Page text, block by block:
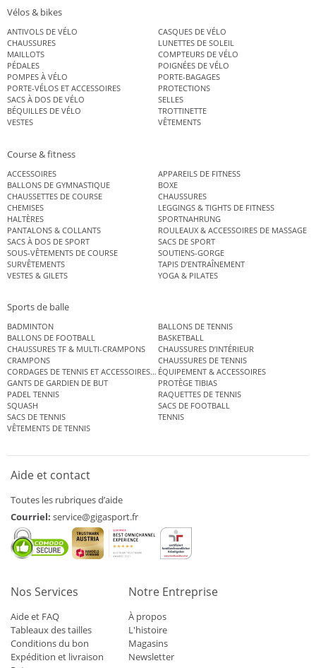
Vélos & bikes
ANTIVOLS DE VÉLO
CASQUES DE VÉLO
CHAUSSURES
LUNETTES DE SOLEIL
MAILLOTS
COMPTEURS DE VÉLO
PÉDALES
POIGNÉES DE VÉLO
POMPES À VÉLO
PORTE-BAGAGES
PORTE-VÉLOS ET ACCESSOIRES
PROTECTIONS
SACS À DOS DE VÉLO
SELLES
BÉQUILLES DE VÉLO
TROTTINETTE
VESTES
VÊTEMENTS
Course & fitness
ACCESSOIRES
APPAREILS DE FITNESS
BALLONS DE GYMNASTIQUE
BOXE
CHAUSSETTES DE COURSE
CHAUSSURES
CHEMISES
LEGGINGS & TIGHTS DE FITNESS
HALTÈRES
SPORTNAHRUNG
PANTALONS & COLLANTS
ROULEAUX & ACCESSOIRES DE MASSAGE
SACS À DOS DE SPORT
SACS DE SPORT
SOUS-VÊTEMENTS DE COURSE
SOUTIENS-GORGE
SURVÊTEMENTS
TAPIS D’ENTRAÎNEMENT
VESTES & GILETS
YOGA & PILATES
Sports de balle
BADMINTON
BALLONS DE TENNIS
BALLONS DE FOOTBALL
BASKETBALL
CHAUSSURES TF & MULTI-CRAMPONS
CHAUSSURES D’INTÉRIEUR
CRAMPONS
CHAUSSURES DE TENNIS
CORDAGES DE TENNIS ET ACCESSOIRES DE TENNISÉQUIPEMENT & ACCESSOIRES
GANTS DE GARDIEN DE BUT
PROTÈGE TIBIAS
PADEL TENNIS
RAQUETTES DE TENNIS
SQUASH
SACS DE FOOTBALL
SACS DE TENNIS
TENNIS
VÊTEMENTS DE TENNIS
Aide et contact
Toutes les rubriques d’aide
Courriel: service@gigasport.fr
Nos Services
Aide et FAQ
Tableaux des tailles
Conditions du bon
Expédition et livraison
Notre Entreprise
À propos
L'histoire
Magasins
Newsletter